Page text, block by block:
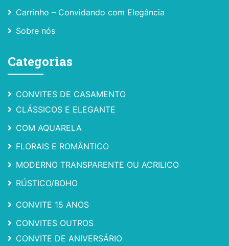
Carrinho – Convidando com Elegância
Sobre nós
Categorias
CONVITES DE CASAMENTO
CLÁSSICOS E ELEGANTE
COM AQUARELA
FLORAIS E ROMÂNTICO
MODERNO TRANSPARENTE OU ACRILICO
RÚSTICO/BOHO
CONVITE 15 ANOS
CONVITES OUTROS
CONVITE DE ANIVERSÁRIO